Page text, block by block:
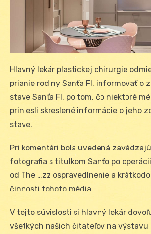
Hlavný lekár plastickej chirurgie
prianie rodiny Sanťa Fl. informovať o
stave Sanťa Fl. po tom, čo niektoré
priniesli skreslené informácie o jeho
stave.
Pri komentári bola uvedená
fotografia s titulkom Sanťo po
od The …zz ospravedlnenie a
činnosti tohoto média.
V tejto súvislosti si hlavný lekár
všetkých našich čitateľov na výstavu